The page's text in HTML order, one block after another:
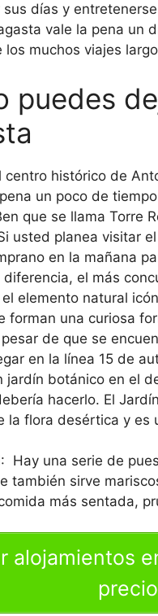
días y
vale la pena un
muchos viajes
puedes
centro histórico de
un poco de
que se llama Torre
usted planea visitar
en la mañana
el más
el elemento natural
forman una curiosa
de que se
en la línea 15 de
jardín botánico en el
hacerlo. El
la flora desértica y es
: Hay una serie de
también sirve
más sentada,
alojamientos
precio